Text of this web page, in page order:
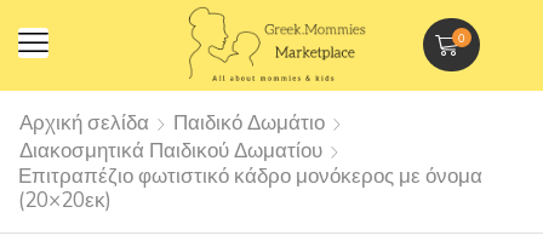
0
Αρχική σελίδα
Παιδικό Δωμάτιο
Διακοσμητικά Παιδικού Δωματίου
Επιτραπέζιο φωτιστικό κάδρο μονόκερος με όνομα
(20×20εκ)